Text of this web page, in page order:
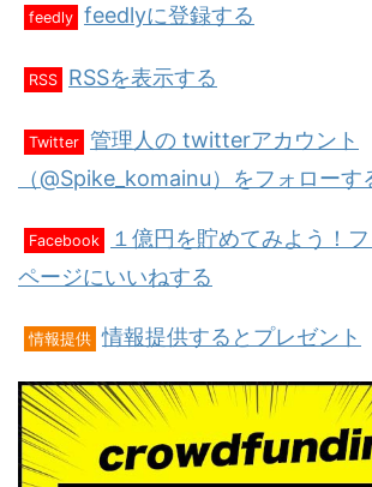
feedly feedlyに登録する
RSS RSSを表示する
Twitter 管理人の twitterアカウント
（@Spike_komainu）をフォローす
Facebook
１億円を貯めてみよう！
ページにいいねする
情報提供 情報提供するとプレゼント